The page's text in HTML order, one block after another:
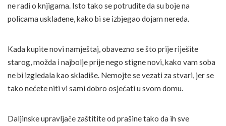
ne radi o knjigama. Isto tako se potrudite da su boje na
policama usklađene, kako bi se izbjegao dojam nereda.
Kada kupite novi namještaj, obavezno se što prije riješite
starog, možda i najbolje prije nego stigne novi, kako vam soba
ne bi izgledala kao skladiše. Nemojte se vezati za stvari, jer se
tako nećete niti vi sami dobro osjećati u svom domu.
Daljinske upravljače zaštitite od prašine tako da ih sve